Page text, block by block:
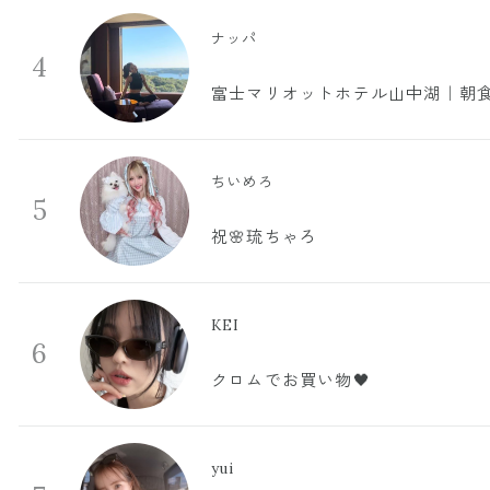
4
ナッパ
富士マリオットホテル山中湖｜朝
5
ちいめろ
祝🌸琉ちゃろ
6
KEI
クロムでお買い物🖤
yui